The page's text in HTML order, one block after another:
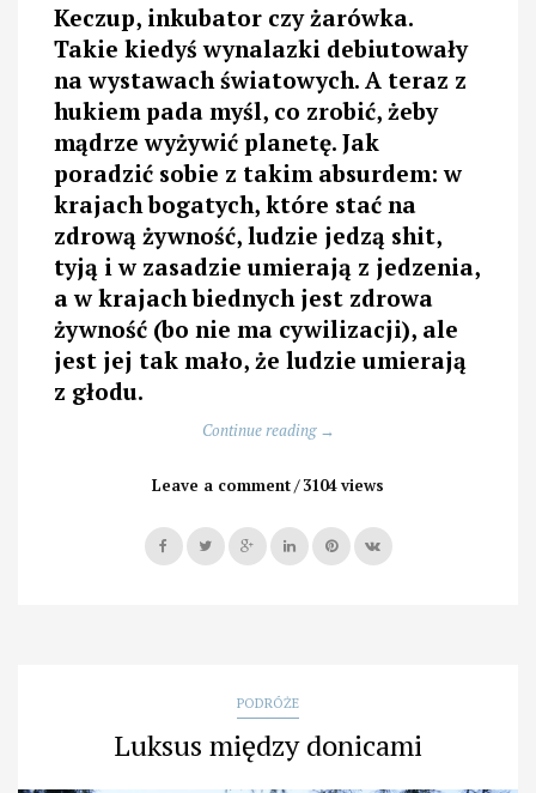
Keczup, inkubator czy żarówka.
Takie kiedyś wynalazki debiutowały
na wystawach światowych. A teraz z
hukiem pada myśl, co zrobić, żeby
mądrze wyżywić planetę. Jak
poradzić sobie z takim absurdem: w
krajach bogatych, które stać na
zdrową żywność, ludzie jedzą shit,
tyją i w zasadzie umierają z jedzenia,
a w krajach biednych jest zdrowa
żywność (bo nie ma cywilizacji), ale
jest jej tak mało, że ludzie umierają
z głodu.
Continue reading „Dlaczego
obejrzeć
w
Mediolanie”
→
Leave a comment 3104 views
PODRÓŻE
Luksus między donicami